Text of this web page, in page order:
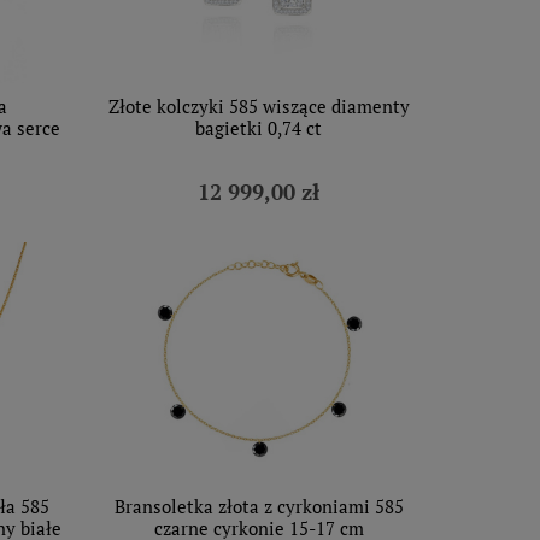
serce
Złote kolczyki 585 wiszące diamenty
bagietki 0,74 ct
12 999,00 zł
585
białe
Bransoletka złota z cyrkoniami 585
czarne cyrkonie 15-17 cm